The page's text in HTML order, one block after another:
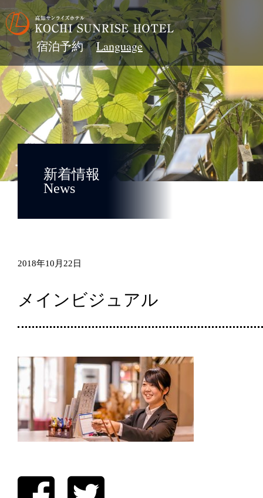
宿泊予約
新着情報
News
2018年10月22日
メインビジュアル